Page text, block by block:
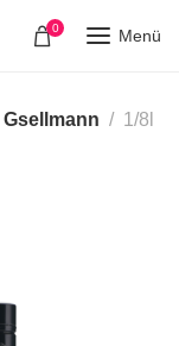
0 Menü
Gsellmann
1/8l